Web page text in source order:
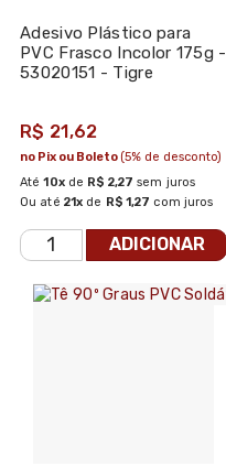
Adesivo Plástico para
PVC Frasco Incolor 175g -
53020151 - Tigre
R$ 21,62
Até10xde R$ 2,27 sem juros
Ou até 21x de R$ 1,27 com juros
no Pix ou Boleto(5% de desconto)
ADICIONAR